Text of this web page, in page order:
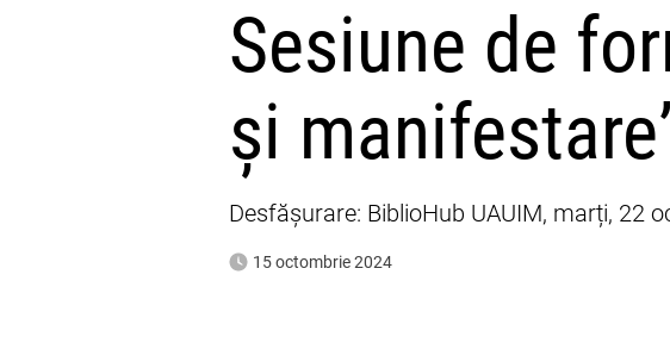
Sesiune de
și
Desfășurare: BiblioHub UAUIM, marți, 22
15 octombrie 2024